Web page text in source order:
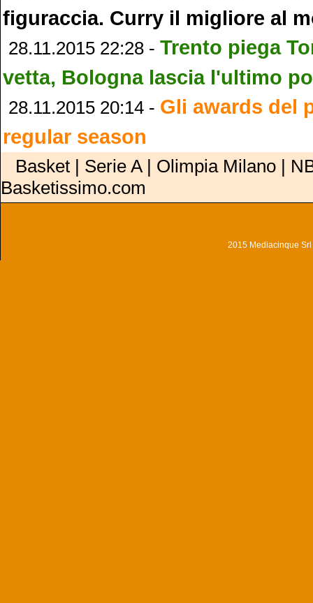
figuraccia. Curry il migliore al
28.11.2015 22:28 - Trento piega
vetta, Bologna lascia l'ultimo
28.11.2015 20:14 - Gli awards del
regular season
Basket | Serie A | Olimpia Milano |
Basketissimo.com
2015 Mediacinque Srl